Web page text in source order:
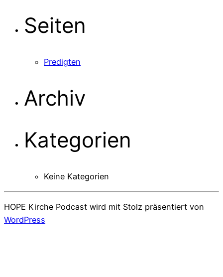
Seiten
Predigten
Archiv
Kategorien
Keine Kategorien
HOPE Kirche Podcast wird mit Stolz präsentiert von
WordPress